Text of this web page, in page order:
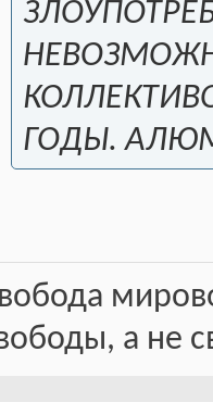
ГОДЫ.
а не